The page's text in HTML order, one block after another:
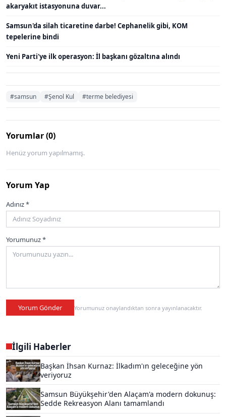
akaryakıt istasyonuna duvar...
Samsun'da silah ticaretine darbe! Cephanelik gibi, KOM
tepelerine bindi
Yeni Parti'ye ilk operasyon: İl başkanı gözaltına alındı
#samsun #Şenol Kul #terme belediyesi
Yorumlar (0)
Henüz yorum yapılmamış.
Yorum Yap
Adınız *
Yorumunuz *
Yorum Gönder Yorumunuz onaylandıktan sonra yayınlanacaktır.
İlgili Haberler
Başkan İhsan Kurnaz: İlkadım'ın geleceğine yön
veriyoruz
Samsun Büyükşehir'den Alaçam'a modern dokunuş:
Sedde Rekreasyon Alanı tamamlandı